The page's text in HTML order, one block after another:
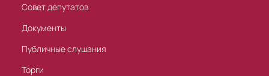
Совет депутатов
Документы
Публичные слушания
Торги